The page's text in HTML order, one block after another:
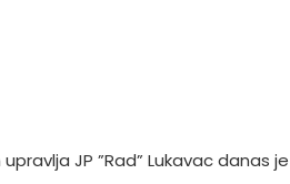
JP ”Rad” Lukavac danas